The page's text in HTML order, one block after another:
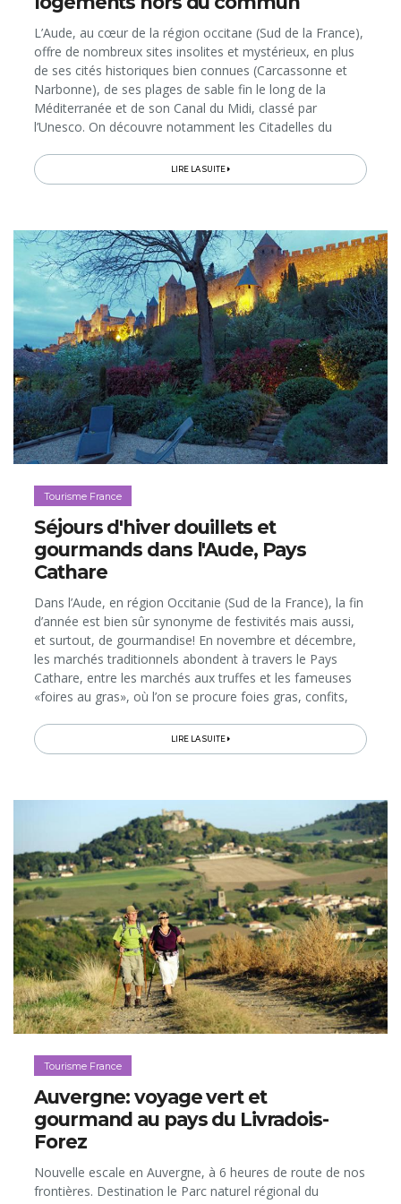
L’Aude, au cœur de la région occitane (Sud de la France),
offre de nombreux sites insolites et mystérieux, en plus
de ses cités historiques bien connues (Carcassonne et
Narbonne), de ses plages de sable fin le long de la
Méditerranée et de son Canal du Midi, classé par
l’Unesco. On découvre notamment les Citadelles du
Pyrénées où se cachèrent les Cathares. On explore aussi
la «montagne renversée» de Bugarach, habitée par les
son trésor que certains continuent à chercher… Pour
découvrir ces curieux endroits, voici une sélection
d’hébergements pas comme les autres, idéaux pour une
escapade hors saison, à l’automne par exemple, quand
la douceur de l’été se prolonge encore un peu. Et pour s’y
rendre depuis la Belgique, c’est facile: on a le choix entre
les vols Bruxelles-Carcassonne et les TGV directs
Bruxelles-Narbonne…
LIRE LA SUITE
Tourisme France
Séjours d'hiver douillets et
gourmands dans l'Aude, Pays
Cathare
Dans l’Aude, en région Occitanie (Sud de la France), la fin
d’année est bien sûr synonyme de festivités mais aussi,
et surtout, de gourmandise! En novembre et décembre,
les marchés traditionnels abondent à travers le Pays
Cathare, entre les marchés aux truffes et les fameuses
«foires au gras», où l’on se procure foies gras, confits,
On fera également le plein de victuailles, de souvenirs et
de cadeaux sur les marchés de Noël, particulièrement
historiques sont directement accessibles depuis la
Belgique par avion (vols directs Charleroi-Carcassonne)
ou TGV (ligne directe Bruxelles-Narbonne). On peut donc
y improviser de courtes escapades et, pourquoi pas,
dans les adresses cosy au cadre exceptionnel que voici…
LIRE LA SUITE
Tourisme France
Auvergne: voyage vert et
gourmand au pays du Livradois-
Forez
Nouvelle escale en Auvergne, à 6 heures de route de nos
frontières. Destination le Parc naturel régional du